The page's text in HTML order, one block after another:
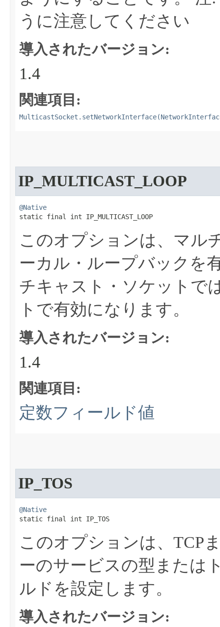
うに注意してください
導入されたバージョン:
1.4
関連項目:
IP_MULTICAST_LOOP
@Native
static final int IP_MULTICAST_LOOP
このオプションは、マル
ーカル・ループバックを
チキャスト・ソケットで
トで有効になります。
導入されたバージョン:
1.4
関連項目:
定数フィールド値
IP_TOS
@Native
static final int IP_TOS
このオプションは、TCP
ーのサービスの型または
ルドを設定します。
導入されたバージョン: